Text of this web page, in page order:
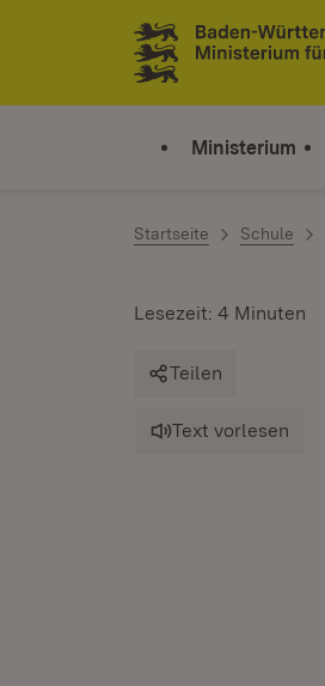
Zum Inhalt springen
Link zur Startseite
Ministerium
Startseite Schule
Lesezeit: 4 Minuten
Teilen
Text vorlesen